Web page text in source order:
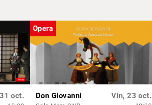
oct.
Opera
Don Giovanni Vin, 23 oct.